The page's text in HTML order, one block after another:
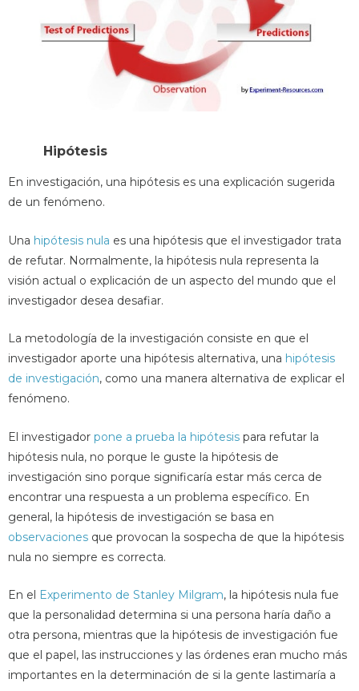
Hipótesis
En investigación, una hipótesis es una explicación sugerida
de un fenómeno.
Una hipótesis nula es una hipótesis que el investigador trata
de refutar. Normalmente, la hipótesis nula representa la
visión actual o explicación de un aspecto del mundo que el
investigador desea desafiar.
La metodología de la investigación consiste en que el
investigador aporte una hipótesis alternativa, una hipótesis
de investigación, como una manera alternativa de explicar el
fenómeno.
El investigador pone a prueba la hipótesis para refutar la
hipótesis nula, no porque le guste la hipótesis de
investigación sino porque significaría estar más cerca de
encontrar una respuesta a un problema específico. En
general, la hipótesis de investigación se basa en
observaciones que provocan la sospecha de que la hipótesis
nula no siempre es correcta.
En el Experimento de Stanley Milgram, la hipótesis nula fue
que la personalidad determina si una persona haría daño a
otra persona, mientras que la hipótesis de investigación fue
que el papel, las instrucciones y las órdenes eran mucho más
importantes en la determinación de si la gente lastimaría a